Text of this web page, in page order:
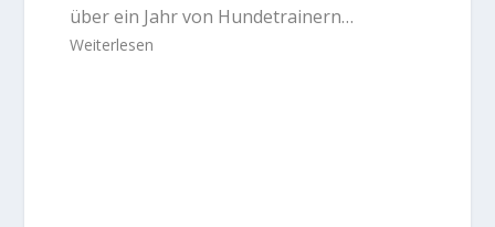
über ein Jahr von Hundetrainern…
Weiterlesen